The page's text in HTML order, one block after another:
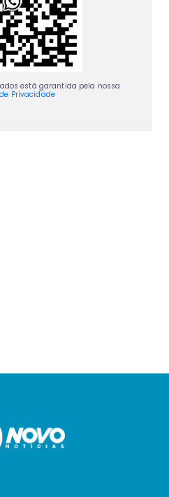
está garantida pela nossa
Privacidade